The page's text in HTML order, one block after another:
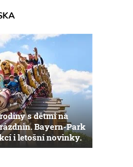
s dětmi na
Bayern-Park
i letošní novinky.